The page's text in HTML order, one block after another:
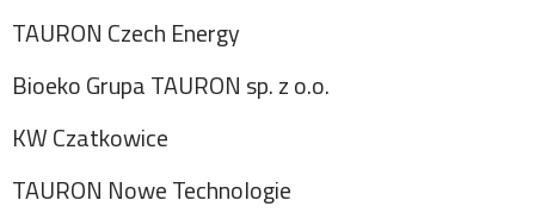
TAURON Czech Energy
Bioeko Grupa TAURON sp. z o.o.
KW Czatkowice
TAURON Nowe Technologie